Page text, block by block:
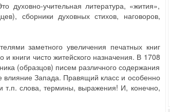
духовно-учительная литература, «жития»,
сборники духовных стихов, наговоров,
заметного увеличения печатных книг
книги чисто житейского назначения. В 1708
(образцов) писем различного содержания
влияние Запада. Правящий класс и особенно
т.п. слова, термины, выражения! И, конечно,